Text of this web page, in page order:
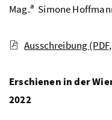
Mag.a Simone
Ausschreibung
Erschienen in der
2022